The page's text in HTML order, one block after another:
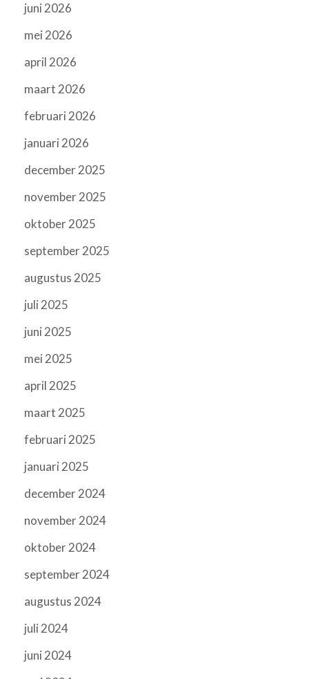
juni 2026
mei 2026
april 2026
maart 2026
februari 2026
januari 2026
december 2025
november 2025
oktober 2025
september 2025
augustus 2025
juli 2025
juni 2025
mei 2025
april 2025
maart 2025
februari 2025
januari 2025
december 2024
november 2024
oktober 2024
september 2024
augustus 2024
juli 2024
juni 2024